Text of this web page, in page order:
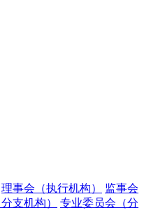
理事会（执行机构）
监事会
支机构）
专业委员会（分